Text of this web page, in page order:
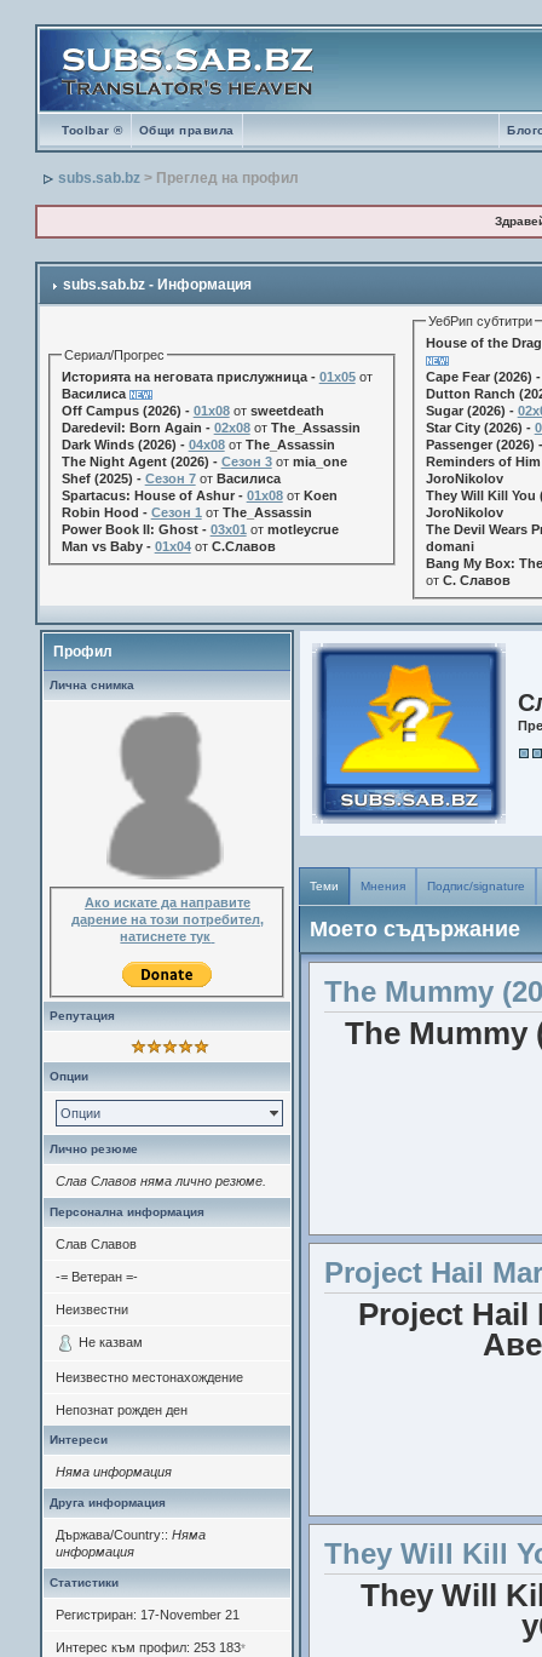
Toolbar ® Общи правила
subs.sab.bz > Преглед на профил
subs.sab.bz - Информация
Сериал/Прогрес
Историята на неговата прислужница - 01х05от
Василиса
Off Campus (2026) - 01x08от sweetdeath
Daredevil: Born Again - 02x08от The_Assassin
Dark Winds (2026) - 04x08от The_Assassin
The Night Agent (2026) - Сезон 3от mia_one
Shef (2025) - Сезон 7от Василиса
Spartacus: House of Ashur - 01x08от Koen
Robin Hood - Сезон 1 от The_Assassin
Power Book II: Ghost - 03x01 от motleycrue
Man vs Baby - 01x04от С.Славов
УебРип субтитри
House of the
Cape Fear (2026)
Dutton Ranch
Sugar (2026) -
Star City (2026) -
Passenger (2026)
Reminders of
JoroNikolov
They Will Kill You
JoroNikolov
The Devil Wears
domani
Bang My Box:
от С. Славов
Профил
Лична снимка
Ако искате да направите
дарение на този потребител,
натиснете тук
Репутация
Опции
Опции
Лично резюме
Слав Славов няма лично резюме.
Персонална информация
Слав Славов
-= Ветеран =-
Неизвестни
Не казвам
Неизвестно местонахождение
Непознат рожден ден
Интереси
Няма информация
Друга информация
Държава/Country::Няма
информация
Статистики
Регистриран: 17-November 21
Интерес към профил: 253 183*
Теми Мнения Подпис/signature
Моето съдържание
The Mummy
The Mummy
Актьори: Вероника
Project Hail
Project Hail
Актьори
: Кен
Милър,
They Will Kill
They Will